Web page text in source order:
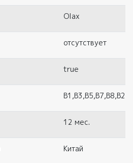
Olax
отсутствует
true
12 мес.
Китай